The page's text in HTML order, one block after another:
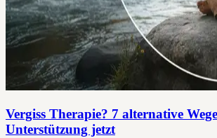
Vergiss Therapie? 7 alternative
Unterstützung jetzt